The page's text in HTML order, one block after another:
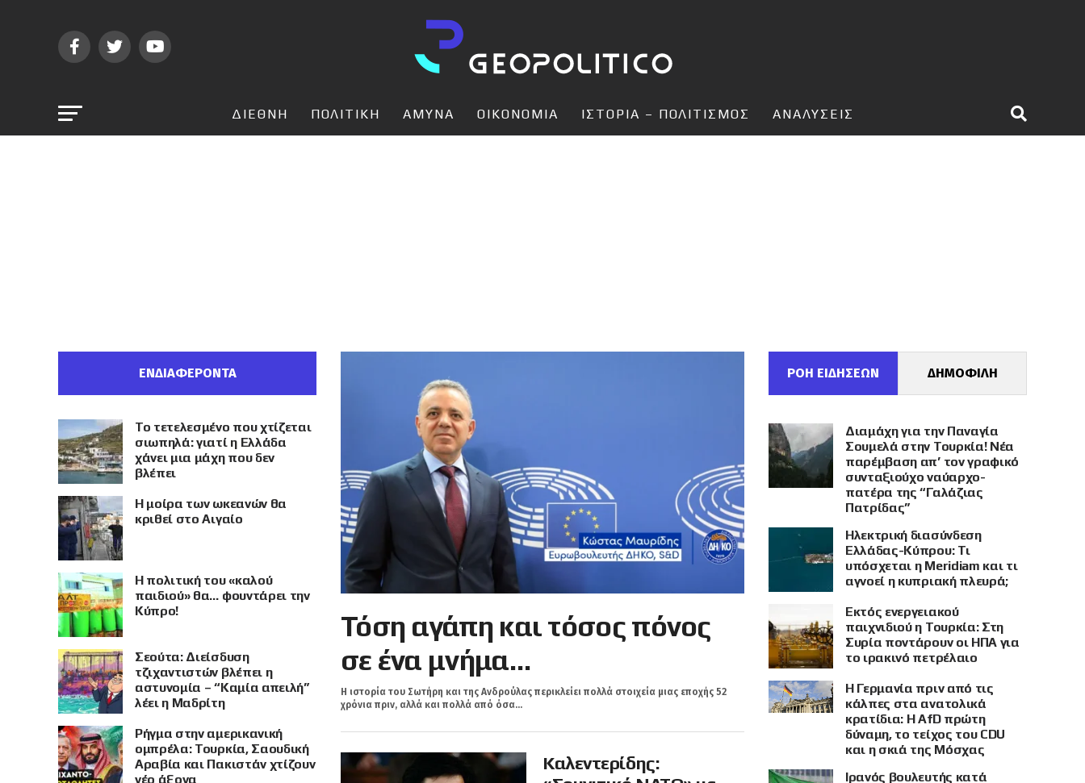
ΔΙΕΘΝΗ ΠΟΛΙΤΙΚΗ ΑΜΥΝΑ ΟΙΚΟΝΟΜΙΑ ΙΣΤΟΡΙΑ – ΠΟΛΙΤΙΣΜΟΣ ΑΝΑΛΥΣΕΙΣ
Τόση αγάπη και τόσος πόνος
σε ένα μνήμα…
Η ιστορία του Σωτήρη και της Ανδρούλας περικλείει πολλά στοιχεία μιας εποχής 52
χρόνια πριν, αλλά και πολλά από όσα...
Καλεντερίδης:
ΕΝΔΙΑΦΕΡΟΝΤΑ
Το τετελεσμένο που χτίζεται
σιωπηλά: γιατί η Ελλάδα
χάνει μια μάχη που δεν
βλέπει
Η μοίρα των ωκεανών θα
κριθεί στο Αιγαίο
Η πολιτική του «καλού
παιδιού» θα… φουντάρει την
Κύπρο!
Σεούτα: Διείσδυση
τζιχαντιστών βλέπει η
αστυνομία – “Καμία απειλή”
λέει η Μαδρίτη
Ρήγμα στην αμερικανική
ομπρέλα: Τουρκία, Σαουδική
Αραβία και Πακιστάν χτίζουν
νέο άξονα
ΡΟΗ ΕΙΔΗΣΕΩΝ ΔΗΜΟΦΙΛΗ
Διαμάχη για την Παναγία
Σουμελά στην Τουρκία! Νέα
παρέμβαση απ’ τον γραφικό
συνταξιούχο ναύαρχο-
πατέρα της “Γαλάζιας
Πατρίδας”
Ηλεκτρική διασύνδεση
Ελλάδας-Κύπρου: Τι
υπόσχεται η Meridiam και τι
αγνοεί η κυπριακή πλευρά;
Εκτός ενεργειακού
παιχνιδιού η Τουρκία: Στη
Συρία ποντάρουν οι ΗΠΑ για
το ιρακινό πετρέλαιο
Η Γερμανία πριν από τις
κάλπες στα ανατολικά
κρατίδια: Η AfD πρώτη
δύναμη, το τείχος του CDU
και η σκιά της Μόσχας
Ιρανός βουλευτής κατά